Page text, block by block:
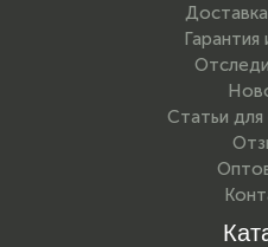
Гарантия
Статьи